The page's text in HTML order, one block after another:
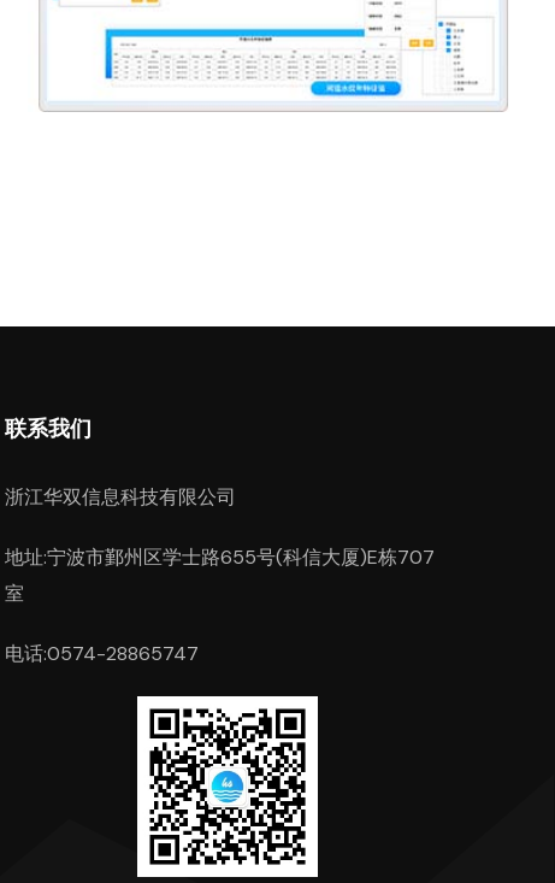
联系我们
浙江华双信息科技有限公司
地址:宁波市鄞州区学士路655号(科信大厦)E栋707
室
电话:0574-28865747